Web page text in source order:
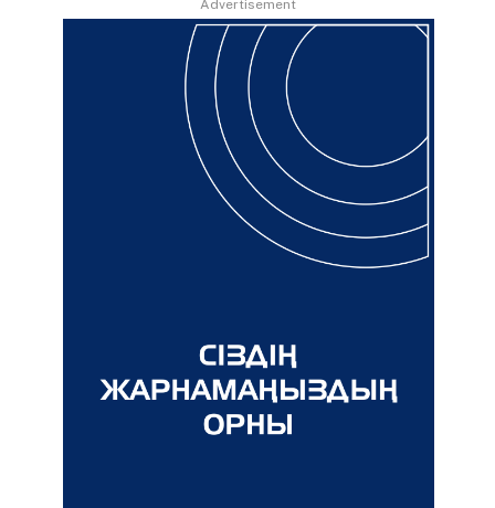
Advertisement